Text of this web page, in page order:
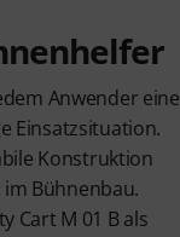
Anwender eine
Einsatzsituation.
Konstruktion
Bühnenbau.
Cart M 01 B als